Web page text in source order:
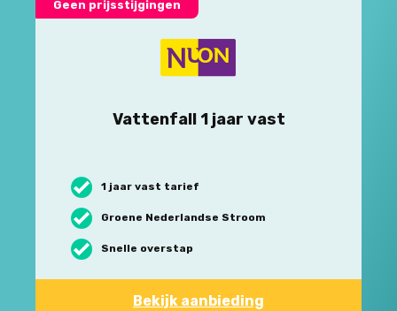
Geen prijsstijgingen
Vattenfall 1 jaar vast
1 jaar vast tarief
Groene Nederlandse Stroom
Snelle overstap
Bekijk aanbieding